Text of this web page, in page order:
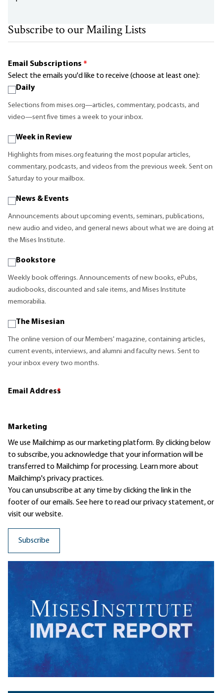
Subscribe to our Mailing Lists
Email Subscriptions *
Select the emails you'd like to receive (choose at least one):
Daily
Selections from mises.org—articles, commentary, podcasts, and
video—sent five times a week to your inbox.
Week in Review
Highlights from mises.org featuring the most popular articles,
commentary, podcasts, and videos from the previous week. Sent on
Saturday to your mailbox.
News & Events
Announcements about upcoming events, seminars, publications,
new audio and video, and general news about what we are doing at
the Mises Institute.
Bookstore
Weekly book offerings. Announcements of new books, ePubs,
audiobooks, discounted and sale items, and Mises Institute
memorabilia.
The Misesian
The online version of our Members' magazine, containing articles,
current events, interviews, and alumni and faculty news. Sent to
your inbox every two months.
Email Address
*
Marketing
We use Mailchimp as our marketing platform. By clicking below
to subscribe, you acknowledge that your information will be
transferred to Mailchimp for processing. Learn moreabout
Mailchimp's privacy practices.
You can unsubscribe at any time by clicking the link in the
footer of our emails. See here to read ourprivacy statement, or
visit our website.